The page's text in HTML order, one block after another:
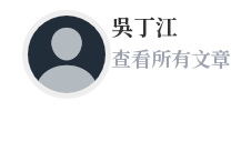
吳丁江
查看所有文章